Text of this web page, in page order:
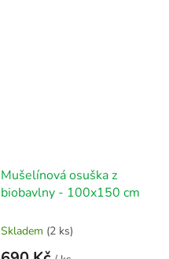
Mušelínová osuška z
biobavlny - 100x150 cm
Skladem (2 ks)